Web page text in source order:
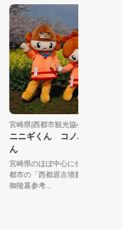
宮崎県|西都市観光協会
ニニギくん コノハナち
宮崎県のほぼ中心に位置する
都市の「西都原古墳群」にあ
御陵墓参考...